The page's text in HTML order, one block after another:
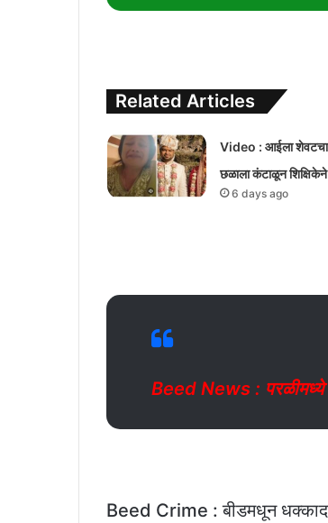
Related Articles
Video : आईला शेवटचा
छळाला कंटाळून
6 days ago
Beed News : परळीमध्ये
Beed Crime : बीडमधून